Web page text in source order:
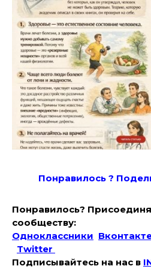
Понравилось ? Поде
Понравилось?
сообществу:
Одноклассники
Twitter
Подписывайтесь на наc в